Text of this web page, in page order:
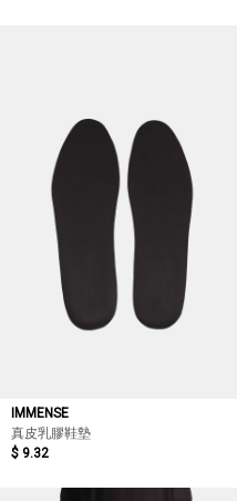
IMMENSE
真皮乳膠鞋墊
$ 9.32